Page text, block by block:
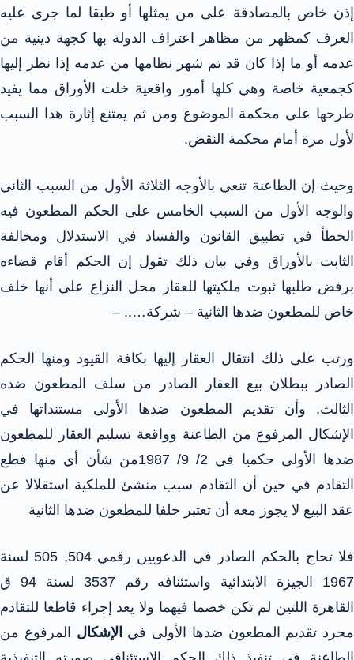
إذن خاص بالمصادقة على من يمثلها أو طبقا لما جرى عليه
العرف كمظهر من مظاهر اعتراف الدولة بها كجهة دينية من
عدمه أو ما إذا كان قد تم شهر نظامها من عدمه إذا نظر إليها
كجمعية خاصة وهي كلها أمور واقعية خلت الأوراق مما يفيد
طرحها على محكمة الموضوع ومن ثم يمتنع إثارة هذا السبب
لأول مرة أمام محكمة النقض.
وحيث إن الطاعنة تنعي بالأوجه الثلاثة الأول من السبب الثاني
والوجه الأول من السبب الخامس على الحكم المطعون فيه
الخطأ في تطبيق القانون والفساد في الاستدلال ومخالفة
الثابت بالأوراق وفي بيان ذلك تقول إن الحكم أقام قضاءه
برفض طلبها ثبوت ملكيتها للعقار محل النزاع على أنها خلف
خاص للمطعون ضدها الثانية – شركة….. –
ورتب على ذلك انتقال العقار إليها بكافة القيود ومنها الحكم
الصادر ببطلان بيع العقار الصادر من سلف المطعون ضده
الثالث, وأن تقديم المطعون ضدها الأولى مستنداتها في
الإشكال المرفوع من الطاعنة وواقعة تسليم العقار للمطعون
ضدها الأولى حكميا في 2/ 9/ 1987من شأن أي منها قطع
التقادم في حين أن التقادم سبب منشئ للملكية استقلالا عن
عقد البيع لا يجوز معه أن تعتبر خلفا للمطعون ضدها الثانية
فلا تحاج بالحكم الصادر في الدعويين رقمي 504, 505 لسنة
1967 الجيزة الابتدائية واستئنافه رقم 3537 لسنة 94 ق
القاهرة اللتين لم تكن خصما فيهما ولا يعد إجراء قاطعا للتقادم
مجرد تقديم المطعون ضدها الأولى في الإشكال المرفوع من